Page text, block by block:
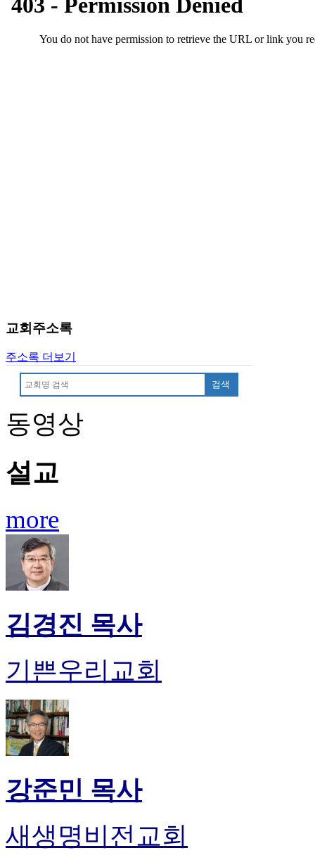
성
리
e
규
노
휴
사
무
료
알
리
후
기
가
평
발
기
부
약
비
탑-
시
교회주소록
주소록 더보기
검색
동영상
설교
more
김경진 목사
기쁜우리교회
강준민 목사
새생명비전교회